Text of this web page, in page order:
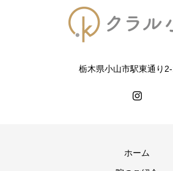
栃木県小山市駅東通り
ホーム